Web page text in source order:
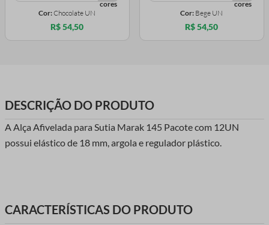
Cor:Chocolate UN
R$ 54,50
Cor: Bege UN
R$ 54,50
DESCRIÇÃO DO PRODUTO
A Alça Afivelada para Sutia Marak 145 Pacote com 12UN
possui elástico de 18 mm, argola e regulador plástico.
CARACTERÍSTICAS DO PRODUTO